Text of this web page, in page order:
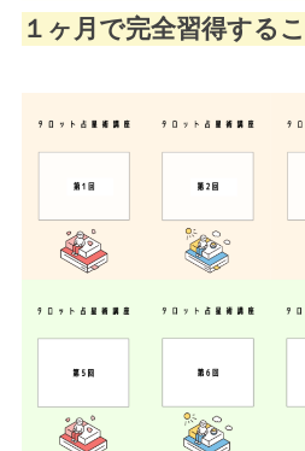
１ヶ月で完全習得する